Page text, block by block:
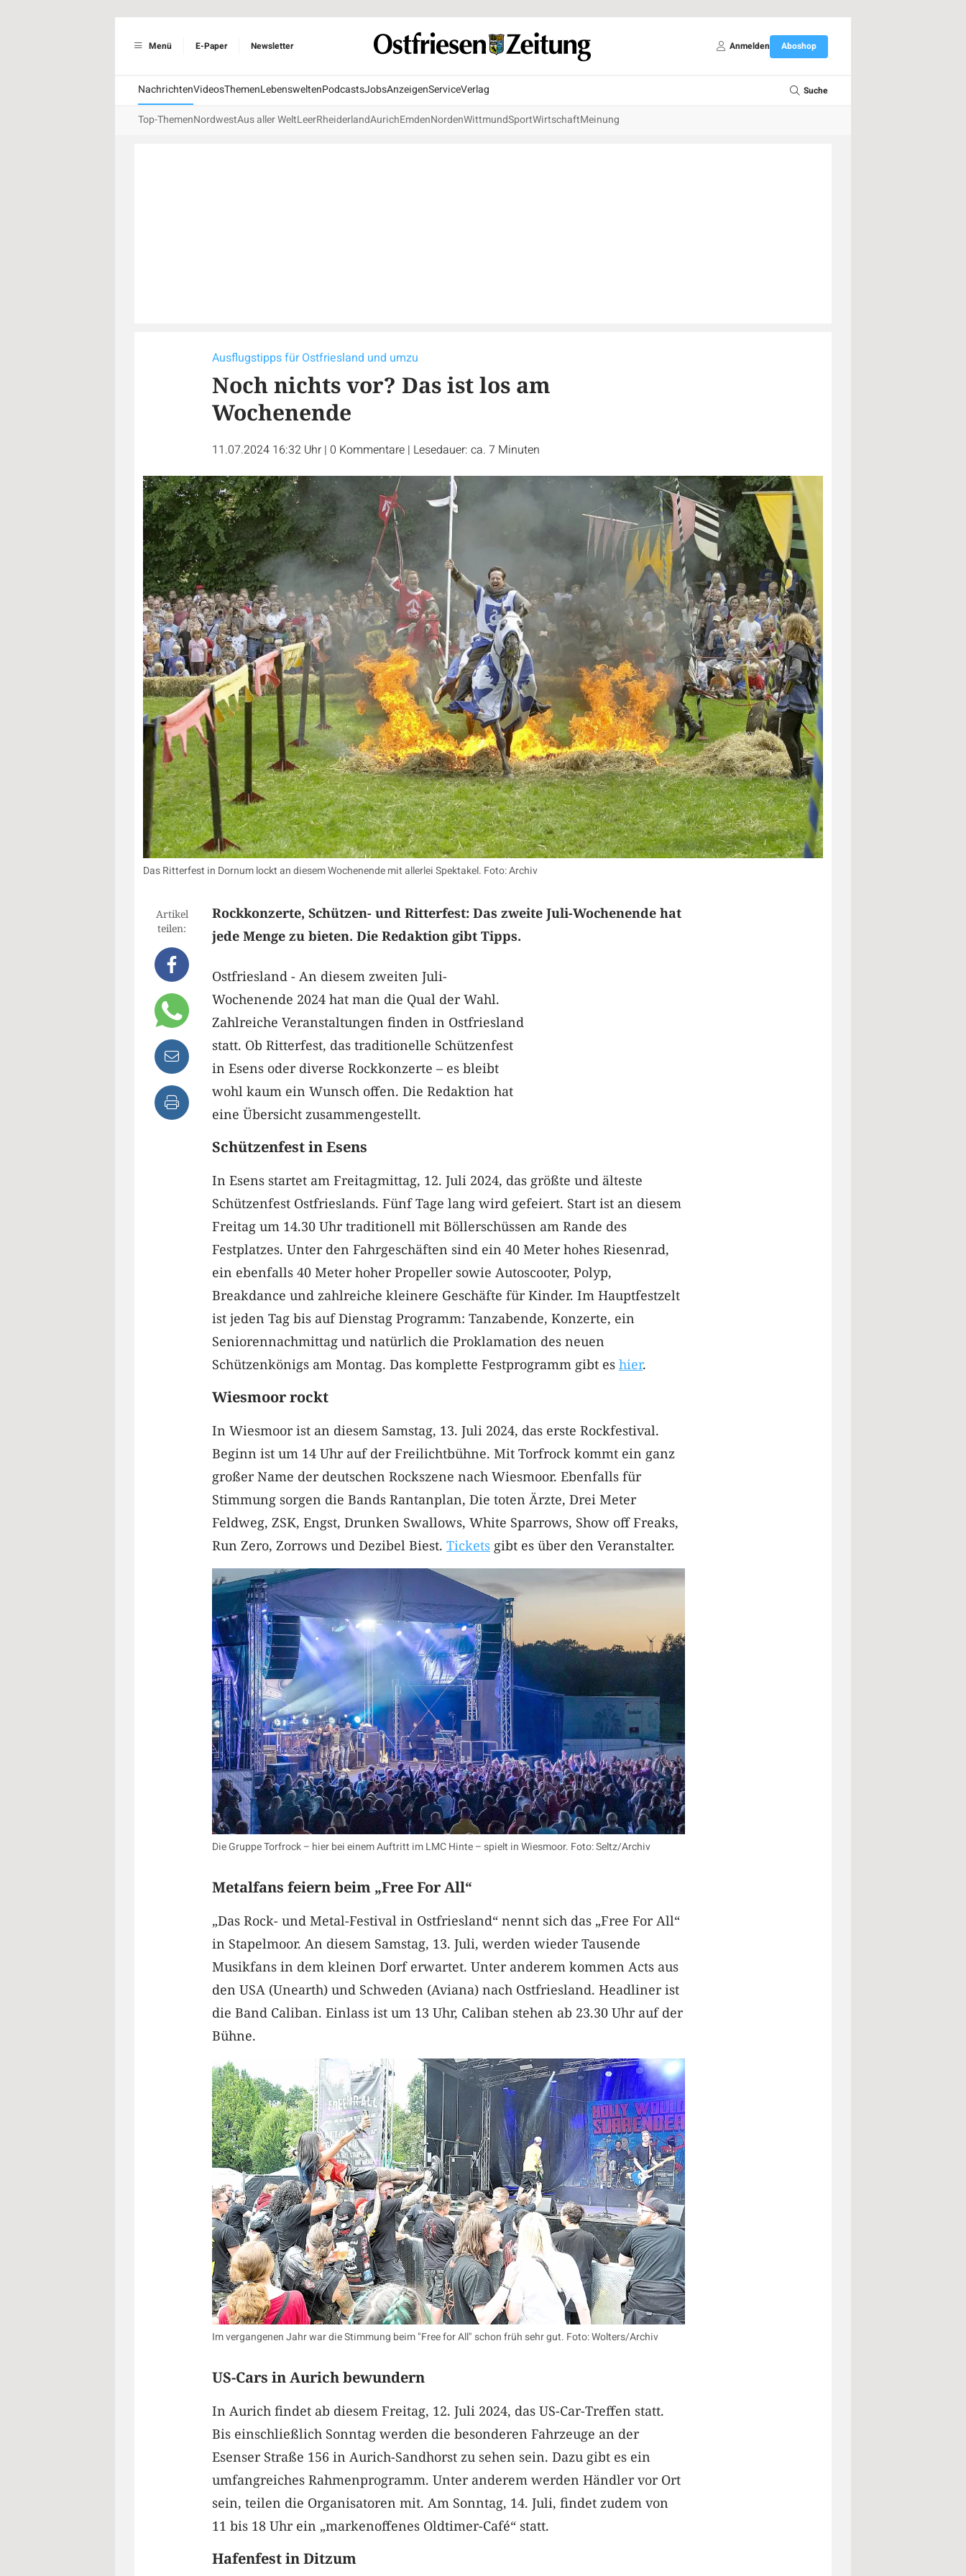
Menü E-Paper Newsletter Anmelden Aboshop
NachrichtenVideosThemenLebensweltenPodcastsJobsAnzeigenServiceVerlag Suche
Top-ThemenNordwestAus aller WeltLeerRheiderlandAurichEmdenNordenWittmundSportWirtschaftMeinung
Ausflugstipps für Ostfriesland und umzu
Noch nichts vor? Das ist los am
Wochenende
11.07.2024 16:32 Uhr | 0 Kommentare | Lesedauer: ca. 7 Minuten
Das Ritterfest in Dornum lockt an diesem Wochenende mit allerlei Spektakel. Foto: Archiv
Artikel
teilen:
Rockkonzerte, Schützen- und Ritterfest: Das zweite Juli-Wochenende hat
jede Menge zu bieten. Die Redaktion gibt Tipps.
Ostfriesland - An diesem zweiten Juli-
Wochenende 2024 hat man die Qual der Wahl.
Zahlreiche Veranstaltungen finden in Ostfriesland
statt. Ob Ritterfest, das traditionelle Schützenfest
in Esens oder diverse Rockkonzerte – es bleibt
wohl kaum ein Wunsch offen. Die Redaktion hat
eine Übersicht zusammengestellt.
Schützenfest in Esens
In Esens startet am Freitagmittag, 12. Juli 2024, das größte und älteste
Schützenfest Ostfrieslands. Fünf Tage lang wird gefeiert. Start ist an diesem
Freitag um 14.30 Uhr traditionell mit Böllerschüssen am Rande des
Festplatzes. Unter den Fahrgeschäften sind ein 40 Meter hohes Riesenrad,
ein ebenfalls 40 Meter hoher Propeller sowie Autoscooter, Polyp,
Breakdance und zahlreiche kleinere Geschäfte für Kinder. Im Hauptfestzelt
ist jeden Tag bis auf Dienstag Programm: Tanzabende, Konzerte, ein
Seniorennachmittag und natürlich die Proklamation des neuen
Schützenkönigs am Montag. Das komplette Festprogramm gibt es hier.
Wiesmoor rockt
In Wiesmoor ist an diesem Samstag, 13. Juli 2024, das erste Rockfestival.
Beginn ist um 14 Uhr auf der Freilichtbühne. Mit Torfrock kommt ein ganz
großer Name der deutschen Rockszene nach Wiesmoor. Ebenfalls für
Stimmung sorgen die Bands Rantanplan, Die toten Ärzte, Drei Meter
Feldweg, ZSK, Engst, Drunken Swallows, White Sparrows, Show off Freaks,
Run Zero, Zorrows und Dezibel Biest. Tickets gibt es über den Veranstalter.
Die Gruppe Torfrock – hier bei einem Auftritt im LMC Hinte – spielt in Wiesmoor. Foto: Seltz/Archiv
Metalfans feiern beim „Free For All“
„Das Rock- und Metal-Festival in Ostfriesland“ nennt sich das „Free For All“
in Stapelmoor. An diesem Samstag, 13. Juli, werden wieder Tausende
Musikfans in dem kleinen Dorf erwartet. Unter anderem kommen Acts aus
den USA (Unearth) und Schweden (Aviana) nach Ostfriesland. Headliner ist
die Band Caliban. Einlass ist um 13 Uhr, Caliban stehen ab 23.30 Uhr auf der
Bühne.
Im vergangenen Jahr war die Stimmung beim "Free for All" schon früh sehr gut. Foto: Wolters/Archiv
US-Cars in Aurich bewundern
In Aurich findet ab diesem Freitag, 12. Juli 2024, das US-Car-Treffen statt.
Bis einschließlich Sonntag werden die besonderen Fahrzeuge an der
Esenser Straße 156 in Aurich-Sandhorst zu sehen sein. Dazu gibt es ein
umfangreiches Rahmenprogramm. Unter anderem werden Händler vor Ort
sein, teilen die Organisatoren mit. Am Sonntag, 14. Juli, findet zudem von
11 bis 18 Uhr ein „markenoffenes Oldtimer-Café“ statt.
Hafenfest in Ditzum